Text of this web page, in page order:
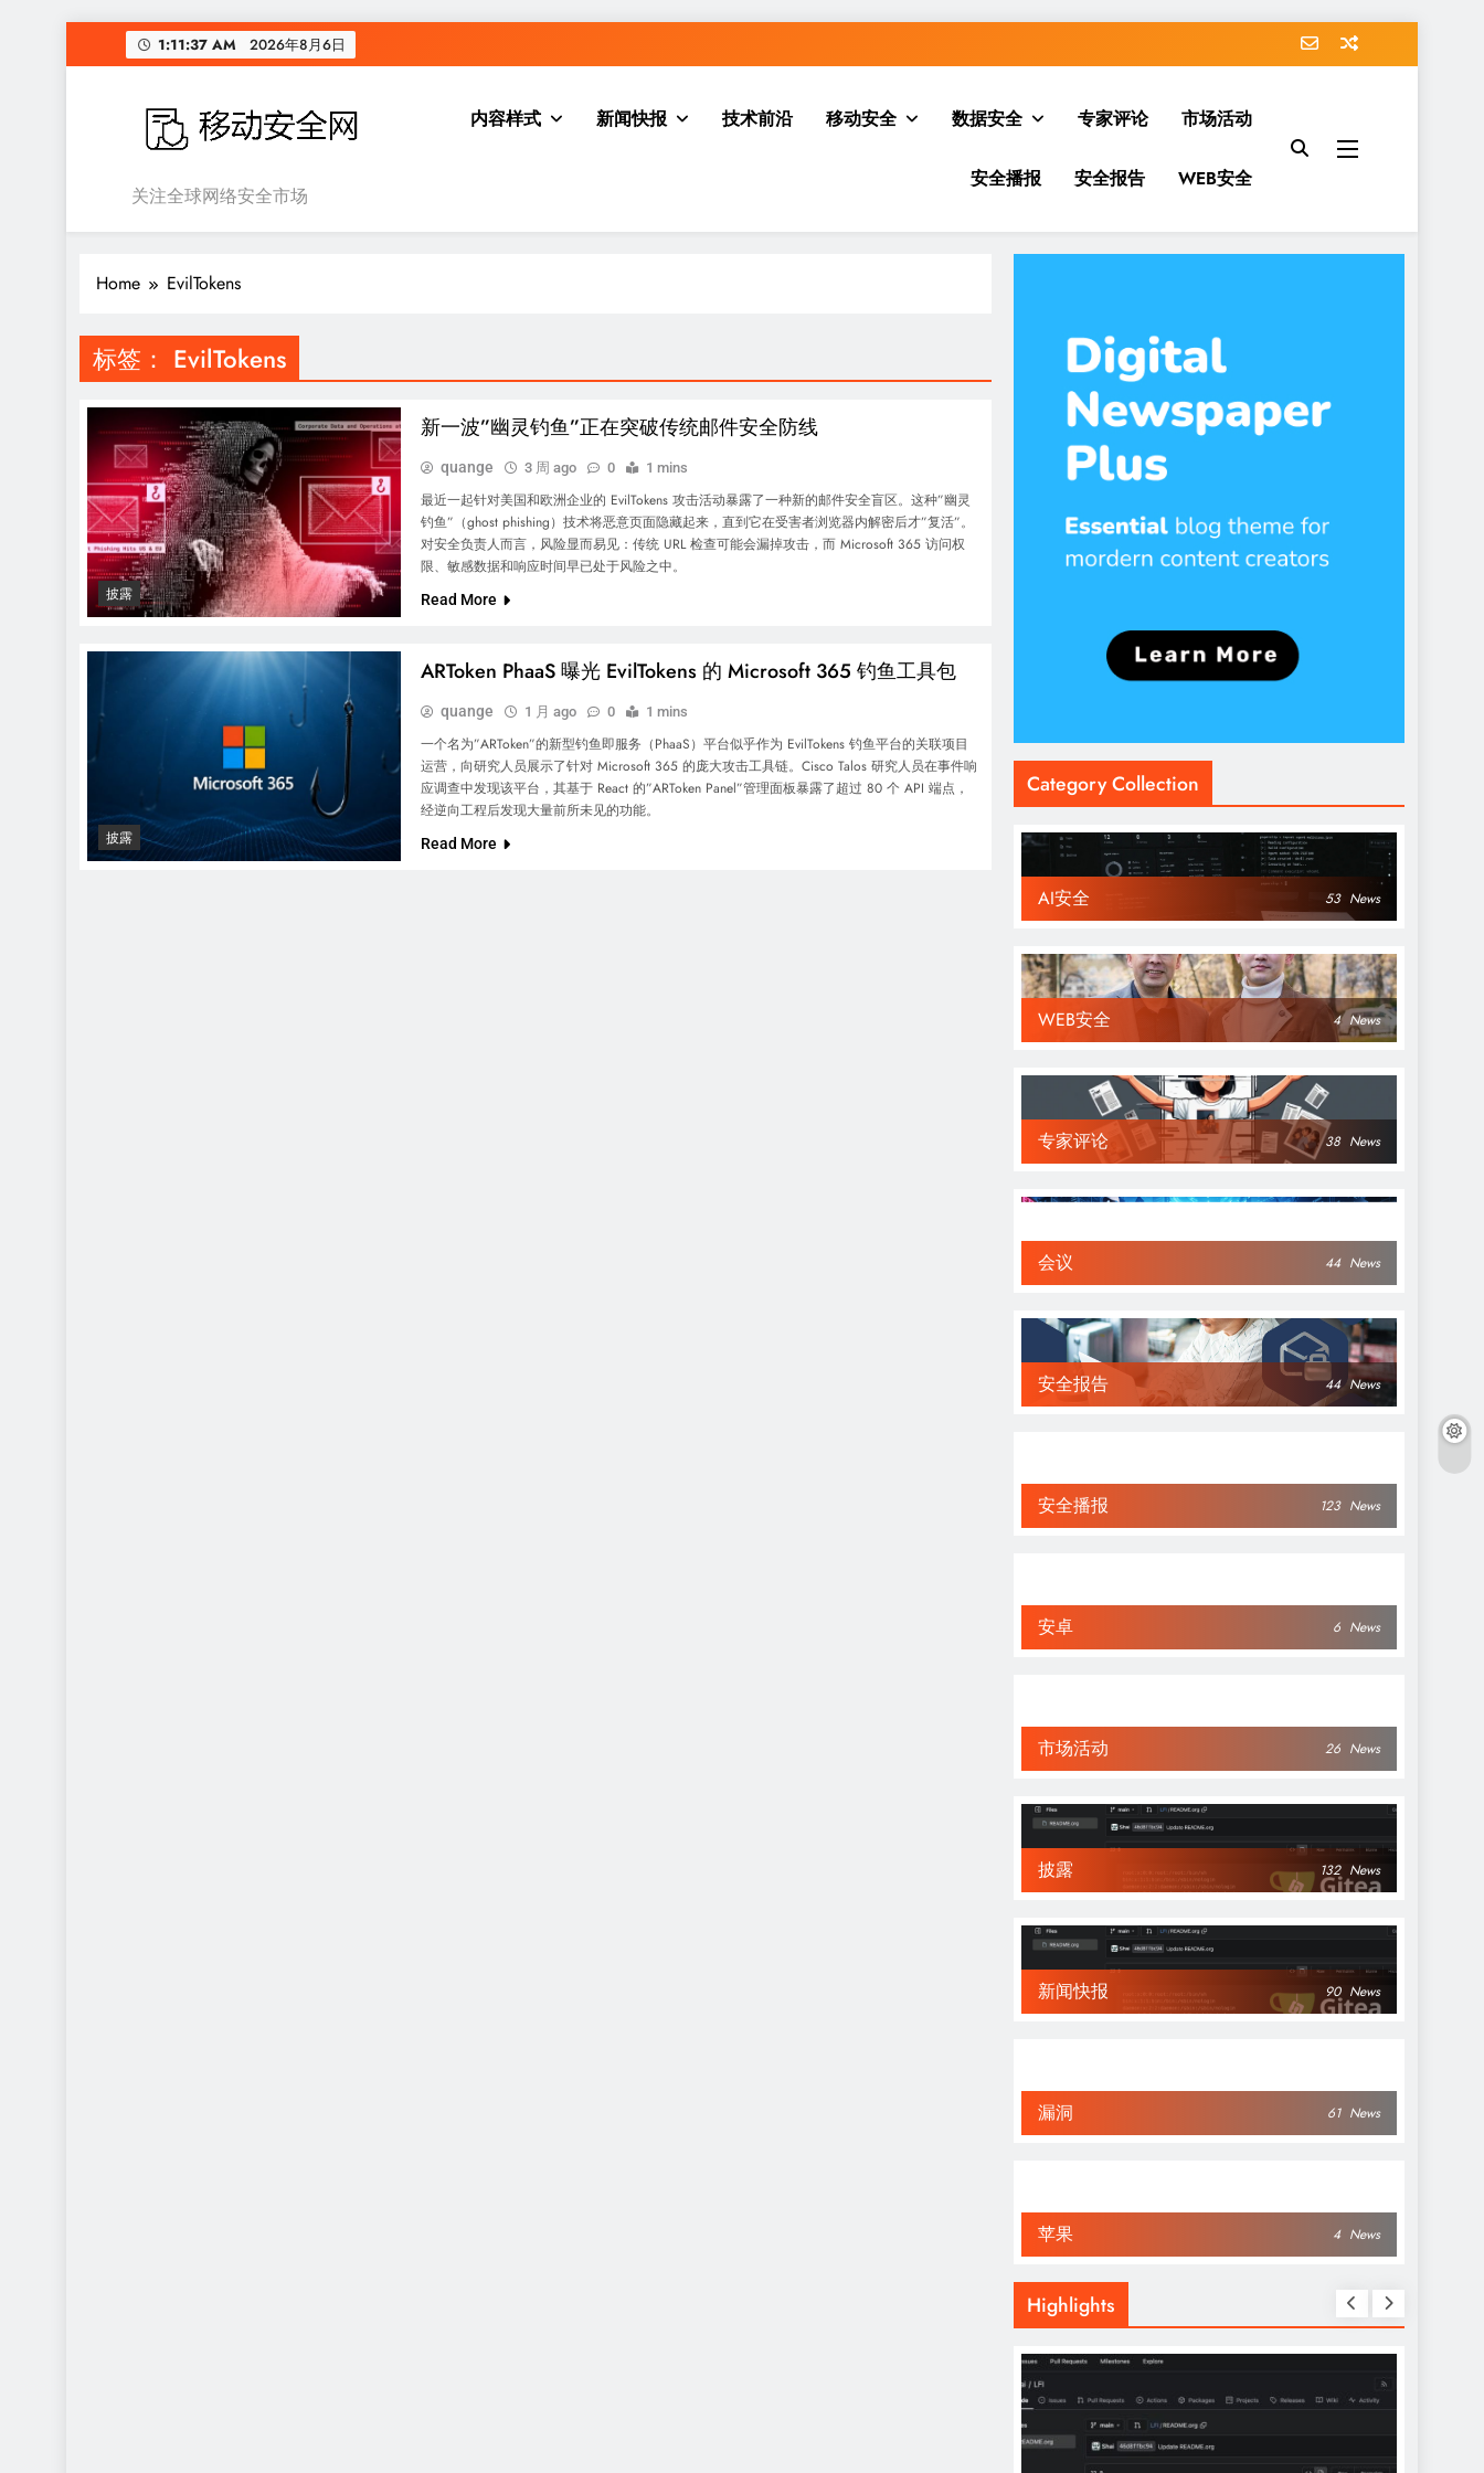
to
1:11:37 AM 2026年8月6日
移动安全网
关注全球网络安全市场
内容样式 新闻快报 技术前沿 移动安全 数据安全 专家评论 市场活动
安全播报 安全报告 WEB安全
Home EvilTokens
标签： EvilTokens
披露
新一波”幽灵钓鱼”正在突破传统邮件安全防线
quange 3 周 ago 0 1 mins
最近一起针对美国和欧洲企业的 EvilTokens 攻击活动暴露了一种新的邮件安全盲区。这种”幽灵
钓鱼”（ghost phishing）技术将恶意页面隐藏起来，直到它在受害者浏览器内解密后才”复活”。
对安全负责人而言，风险显而易见：传统 URL 检查可能会漏掉攻击，而 Microsoft 365 访问权
限、敏感数据和响应时间早已处于风险之中。
Read More
披露
ARToken PhaaS 曝光 EvilTokens 的 Microsoft 365 钓鱼工具包
quange 1 月 ago 0 1 mins
一个名为”ARToken”的新型钓鱼即服务（PhaaS）平台似乎作为 EvilTokens 钓鱼平台的关联项目
运营，向研究人员展示了针对 Microsoft 365 的庞大攻击工具链。Cisco Talos 研究人员在事件响
应调查中发现该平台，其基于 React 的”ARToken Panel”管理面板暴露了超过 80 个 API 端点，
经逆向工程后发现大量前所未见的功能。
Read More
Category Collection
AI安全 53 News
WEB安全 4 News
专家评论 38 News
会议 44 News
安全报告 44 News
安全播报 123 News
安卓 6 News
市场活动 26 News
披露 132 News
新闻快报 90 News
漏洞 61 News
苹果 4 News
Highlights